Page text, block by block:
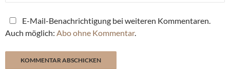
E-Mail-Benachrichtigung bei weiteren Kommentaren.
Auch möglich: Abo ohne Kommentar.